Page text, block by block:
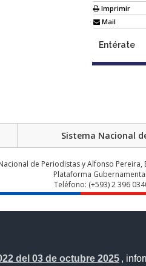
del 03 de octubre 2025 ,
Imprimir
Mail
Entérate
Sistema Nacional
de Periodistas y Alfonso
Plataforma
Teléfono: (+593) 2 396